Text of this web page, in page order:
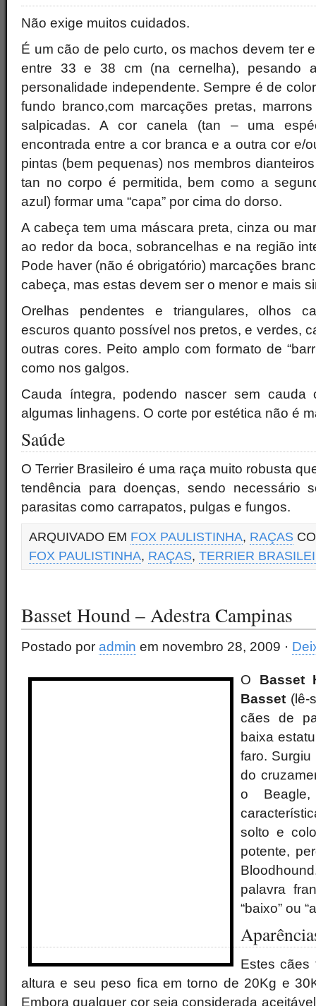
Não exige muitos cuidados.
É um cão de pelo curto, os machos devem ter
entre 33 e 38 cm (na cernelha), pesando
personalidade independente. Sempre é de
fundo branco,com marcações pretas,
salpicadas. A cor canela (tan – uma
encontrada entre a cor branca e a outra cor e/
pintas (bem pequenas) nos membros
tan no corpo é permitida, bem como a
azul) formar uma “capa” por cima do dorso.
A cabeça tem uma máscara preta, cinza ou
ao redor da boca, sobrancelhas e na região
Pode haver (não é obrigatório) marcações
cabeça, mas estas devem ser o menor e mais
Orelhas pendentes e triangulares, olhos
escuros quanto possível nos pretos, e verdes,
outras cores. Peito amplo com formato de
como nos galgos.
Cauda íntegra, podendo nascer sem
algumas linhagens. O corte por estética não é
Saúde
O Terrier Brasileiro é uma raça muito robusta
tendência para doenças, sendo necessário
parasitas como carrapatos, pulgas e fungos.
ARQUIVADO EM FOX PAULISTINHA, RAÇAS
FOX PAULISTINHA, RAÇAS, TERRIER
Basset Hound – Adestra Campinas
Postado por admin em novembro 28, 2009 ·
O Basset
Basset (lê-
cães de
baixa
faro.
do
o
solto e
potente,
palavra
“baixo” ou
Estes cães
altura e seu peso fica em torno de 20Kg e
Embora qualquer cor seja considerada